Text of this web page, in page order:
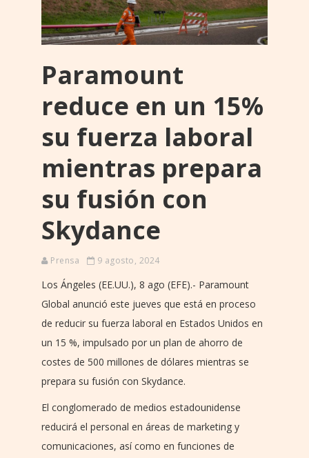
Paramount
reduce en un 15%
su fuerza laboral
mientras prepara
su fusión con
Skydance
Prensa 9 agosto, 2024
Los Ángeles (EE.UU.), 8 ago (EFE).- Paramount
Global anunció este jueves que está en proceso
de reducir su fuerza laboral en Estados Unidos en
un 15 %, impulsado por un plan de ahorro de
costes de 500 millones de dólares mientras se
prepara su fusión con Skydance.
El conglomerado de medios estadounidense
reducirá el personal en áreas de marketing y
comunicaciones, así como en funciones de